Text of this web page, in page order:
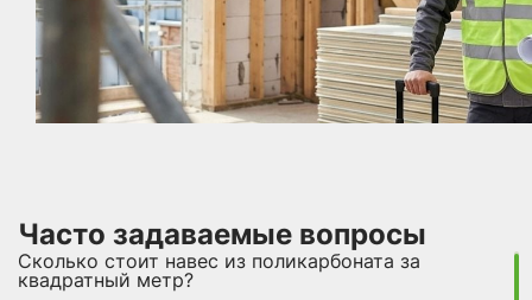
Часто задаваемые вопросы
Сколько стоит навес из поликарбоната за
квадратный метр?